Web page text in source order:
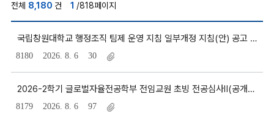
전체 8,180 건 1 /818페이지
지
사
항
게
시
8180
국립창원대학교 행정조직 팀제 운영 지침 일부개정 지침(안) 공고 및 의견수렴
2026. 8. 6 30
8179
2026-2학기 글로벌자율전공학부 전임교원 초빙 전공심사Ⅱ(공개강의) 공고
2026. 8. 6 97